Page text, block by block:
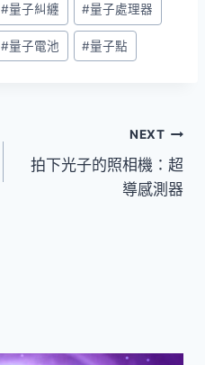
#量子糾纏 #量子處理器
#量子電池 #量子點
NEXT
拍下光子的照相機：超
導感測器